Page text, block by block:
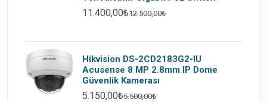
11.400,00₺12.500,00₺
Hikvision DS-2CD2183G2-IU
Acusense 8 MP 2.8mm IP Dome
Güvenlik Kamerası
5.150,00₺5.500,00₺